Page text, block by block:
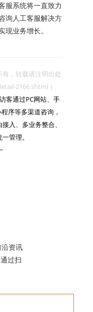
服系统将一直致力
询人工客服解决方
业务增长。
有，转载请注明出处
2166.shtml ）
客通过PC网站、手
序等多渠道咨询，
入、多业务整合、
管理。
资讯
过扫